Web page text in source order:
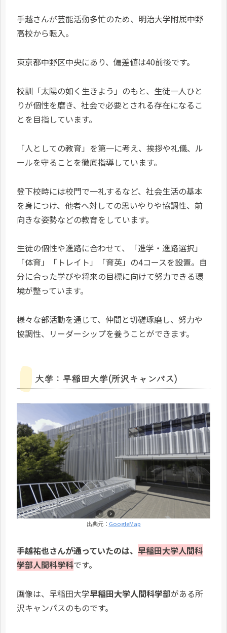
手越さんが芸能活動多忙のため、明治大学附属中野
高校から転入。
東京都中野区中央にあり、偏差値は40前後です。
校訓「太陽の如く生きよう」のもと、生徒一人ひと
りが個性を磨き、社会で必要とされる存在になるこ
とを目指しています。
「人としての教育」を第一に考え、挨拶や礼儀、ル
ールを守ることを徹底指導しています。
登下校時には校門で一礼するなど、社会生活の基本
を身につけ、他者へ対しての思いやりや協調性、前
向きな姿勢などの教育をしています。
生徒の個性や進路に合わせて、「進学・進路選択」
「体育」「トレイト」「育英」の4コースを設置。自
分に合った学びや将来の目標に向けて努力できる環
境が整っています。
様々な部活動を通じて、仲間と切磋琢磨し、努力や
協調性、リーダーシップを養うことができます。
大学：早稲田大学(所沢キャンパス)
出典元： GoogleMap
手越祐也さんが通っていたのは、 早稲田大学人間科
学部人間科学科です。
画像は、早稲田大学早稲田大学人間科学部がある所
沢キャンパスのものです。